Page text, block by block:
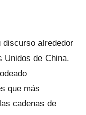
discurso alrededor
Unidos de China.
que más
cadenas de